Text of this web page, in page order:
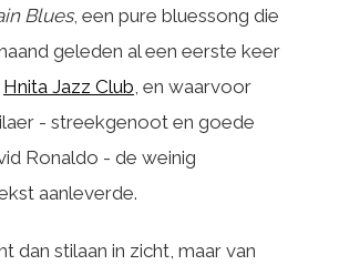
Blues, een pure bluessong die
geleden al een eerste keer
Hnita Jazz Club, en waarvoor
- streekgenoot en goede
Ronaldo - de weinig
aanleverde.
dan stilaan in zicht, maar van